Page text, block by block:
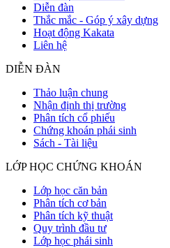
Diễn đàn
Thắc mắc - Góp ý xây dựng
Hoạt động Kakata
Liên hệ
DIỄN ĐÀN
Thảo luận chung
Nhận định thị trường
Phân tích cổ phiếu
Chứng khoán phái sinh
Sách - Tài liệu
LỚP HỌC CHỨNG KHOÁN
Lớp học căn bản
Phân tích cơ bản
Phân tích kỹ thuật
Quy trình đầu tư
Lớp học phái sinh